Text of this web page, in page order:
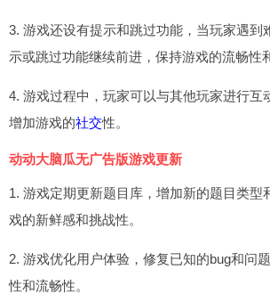
3. 游戏还设有提示和跳过功能，当玩家遇到
示或跳过功能继续前进，保持游戏的流畅性
4. 游戏过程中，玩家可以与其他玩家进行互
增加游戏的社交性。
动动大脑瓜无广告版游戏更新
1. 游戏定期更新题目库，增加新的题目类型
戏的新鲜感和挑战性。
2. 游戏优化用户体验，修复已知的bug和问
性和流畅性。